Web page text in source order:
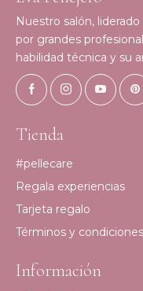
Nuestro salón,
por grandes
habilidad técnica y su
Tienda
#pellecare
Regala experiencias
Tarjeta regalo
Términos y condiciones
Información